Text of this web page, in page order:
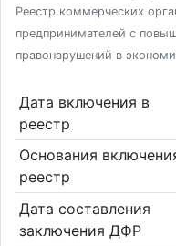
Реестр коммерческих
предпринимателей с
правонарушений в
Дата включения в
реестр
Основания
реестр
Дата составления
заключения ДФР